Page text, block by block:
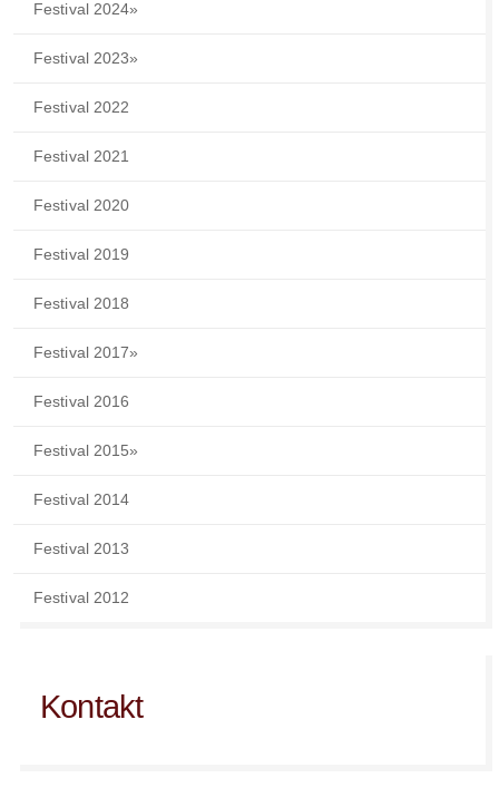
Festival 2024»
Festival 2023»
Festival 2022
Festival 2021
Festival 2020
Festival 2019
Festival 2018
Festival 2017»
Festival 2016
Festival 2015»
Festival 2014
Festival 2013
Festival 2012
Kontakt